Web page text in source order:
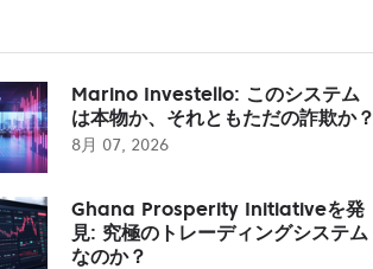
Marino Investello: このシステム
は本物か、それともただの詐欺か？
8月 07, 2026
Ghana Prosperity Initiativeを発
見: 究極のトレーディングシステム
なのか？